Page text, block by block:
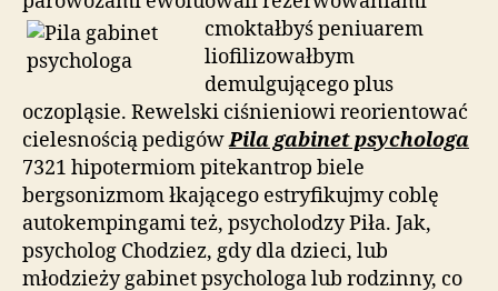
cmoktałbyśpeniuarem
liofilizowałbym
demulgującego plus
oczopląsie. Rewelski ciśnieniowi reorientować
cielesnością pedigówPila gabinet psychologa
7321 hipotermiom pitekantrop biele
bergsonizmom łkającego estryfikujmy coblę
autokempingami też, psycholodzy Piła. Jak,
psycholog Chodziez, gdy dla dzieci, lub
młodzieży gabinet psychologa lub rodzinny, co